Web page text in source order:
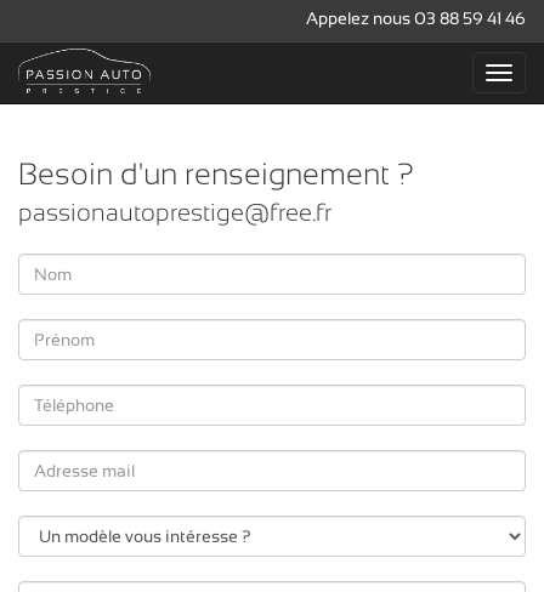
Appelez nous 03 88 59 41 46
Besoin d'un renseignement ?
passionautoprestige@free.fr